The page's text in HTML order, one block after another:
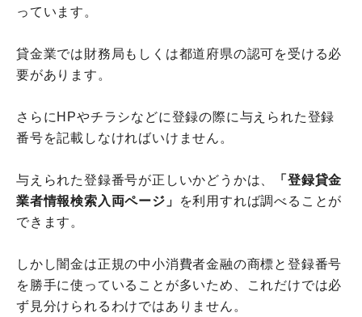
っています。
貸金業では財務局もしくは都道府県の認可を受ける必
要があります。
さらにHPやチラシなどに登録の際に与えられた登録
番号を記載しなければいけません。
与えられた登録番号が正しいかどうかは、
「登録貸金
業者情報検索入両ページ」
を利用すれば調べることが
できます。
しかし闇金は正規の中小消費者金融の商標と登録番号
を勝手に使っていることが多いため、これだけでは必
ず見分けられるわけではありません。